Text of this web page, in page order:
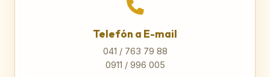
Telefón a E-mail
041 / 763 79 88
0911 / 996 005